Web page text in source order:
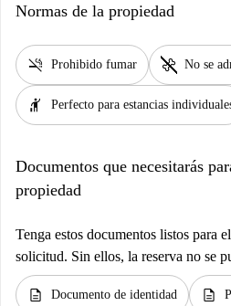
Normas de la propiedad
smoke_free Prohibido fumar pet_supplies No se
hail Perfecto para estancias
Documentos que necesitarás
propiedad
Tenga estos documentos listos para
solicitud. Sin ellos, la reserva no se
description Documento de identidad description